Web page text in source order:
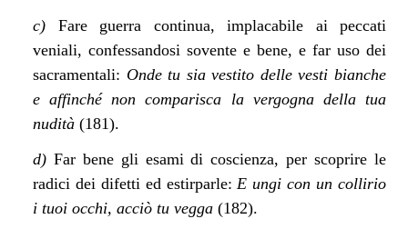
c) Fare guerra continua, implacabile ai peccati
veniali, confessandosi sovente e bene, e far uso dei
sacramentali: Onde tu sia vestito delle vesti bianche
e affinché non comparisca la vergogna della tua
nudità (181).
d) Far bene gli esami di coscienza, per scoprire le
radici dei difetti ed estirparle:E ungi con un collirio
i tuoi occhi, acciò tu vegga (182).